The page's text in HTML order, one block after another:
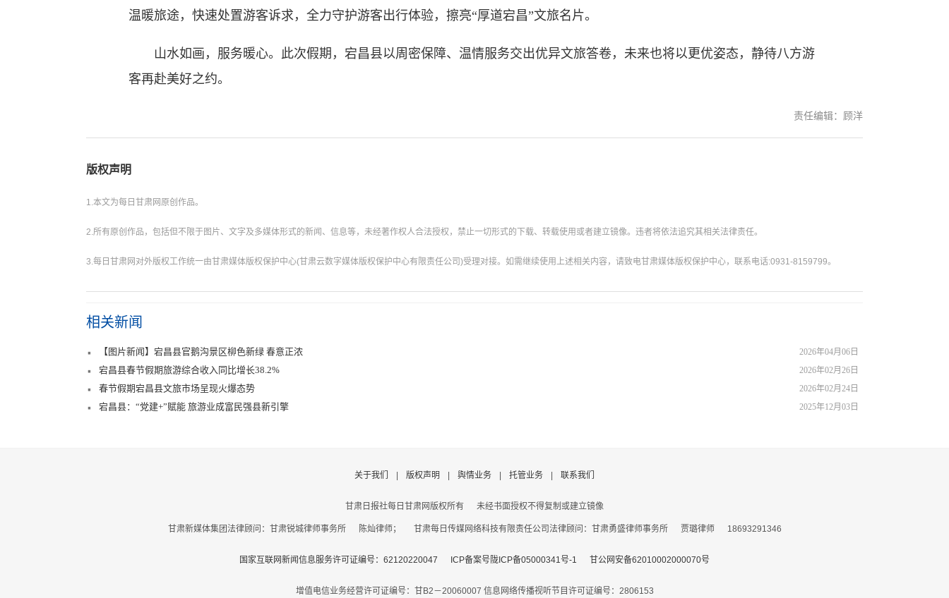
温暖旅途，快速处置游客诉求，全力守护游客出行体验，擦亮“厚道宕昌”文旅名片。
山水如画，服务暖心。此次假期，宕昌县以周密保障、温情服务交出优异文旅答卷，未来也将以更优姿态，静待八方游
客再赴美好之约。
责任编辑：顾洋
版权声明
1.本文为每日甘肃网原创作品。
2.所有原创作品，包括但不限于图片、文字及多媒体形式的新闻、信息等，未经著作权人合法授权，禁止一切形式的下载、转载使用或者建立镜像。违者将依法追究其相关法律责任。
3.每日甘肃网对外版权工作统一由甘肃媒体版权保护中心(甘肃云数字媒体版权保护中心有限责任公司)受理对接。如需继续使用上述相关内容，请致电甘肃媒体版权保护中心，联系电话:0931-8159799。
相关新闻
2026年04月06日
【图片新闻】宕昌县官鹅沟景区柳色新绿 春意正浓
2026年02月26日
宕昌县春节假期旅游综合收入同比增长38.2%
2026年02月24日
春节假期宕昌县文旅市场呈现火爆态势
2025年12月03日
宕昌县：“党建+”赋能 旅游业成富民强县新引擎
关于我们 版权声明 舆情业务 托管业务 联系我们
甘肃日报社每日甘肃网版权所有 未经书面授权不得复制或建立镜像
甘肃新媒体集团法律顾问：甘肃锐城律师事务所 陈灿律师； 甘肃每日传媒网络科技有限责任公司法律顾问：甘肃勇盛律师事务所 贾璐律师 18693291346
国家互联网新闻信息服务许可证编号：62120220047 ICP备案号陇ICP备05000341号-1 甘公网安备62010002000070号
增值电信业务经营许可证编号：甘B2－20060007 信息网络传播视听节目许可证编号：2806153